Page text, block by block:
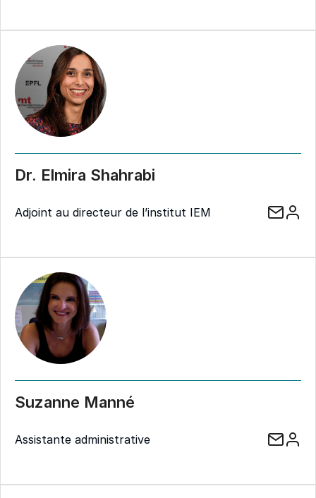
Dr. Elmira Shahrabi
Adjoint au directeur de l’institut IEM
Suzanne Manné
Assistante administrative